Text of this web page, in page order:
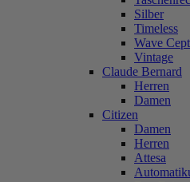
Silber
Timeless
Wave
Vintage
Claude Bernard
Herren
Damen
Citizen
Damen
Herren
Attesa